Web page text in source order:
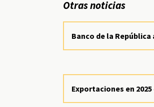
Otras noticias
Banco de la
Exportaciones en